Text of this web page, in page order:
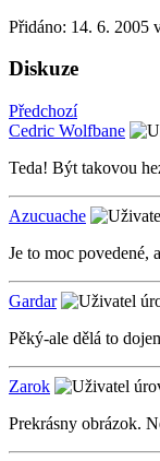
Přidáno: 14. 6. 2005
Diskuze
Předchozí
Cedric Wolfbane
Teda! Být takovou
Azucuache
Je to moc povedené,
Gardar
Pěký-ale dělá to
Zarok
Prekrásny obrázok.